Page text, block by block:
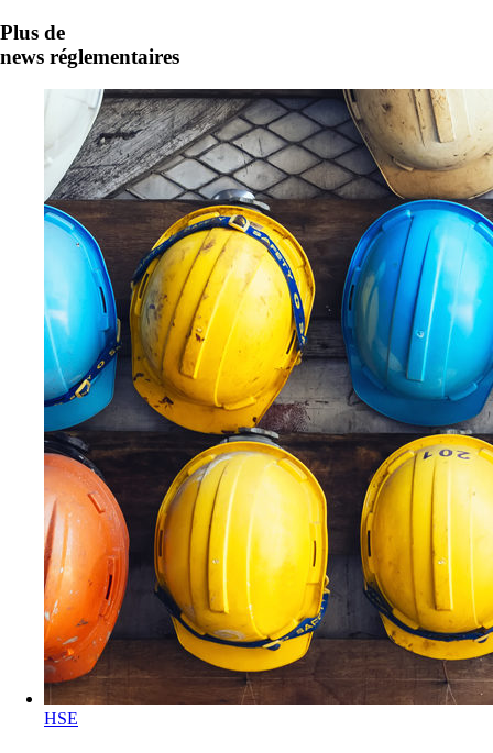
Plus de
news réglementaires
HSE